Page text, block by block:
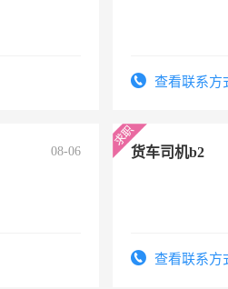
查看联系方
08-06 货车司机b2
查看联系方